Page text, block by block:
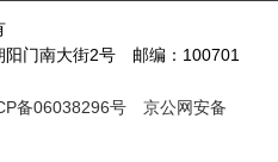
阳门南大街2号 邮编：100701
备06038296号
京公网安备